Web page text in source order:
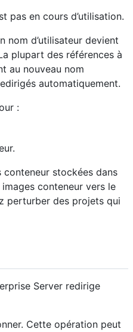
pas en cours d’utilisation.
nom d’utilisateur devient
plupart des références à
au nouveau nom
automatiquement.
:
conteneur stockées dans
conteneur vers le
perturber des projets qui
Server redirige
Cette opération peut